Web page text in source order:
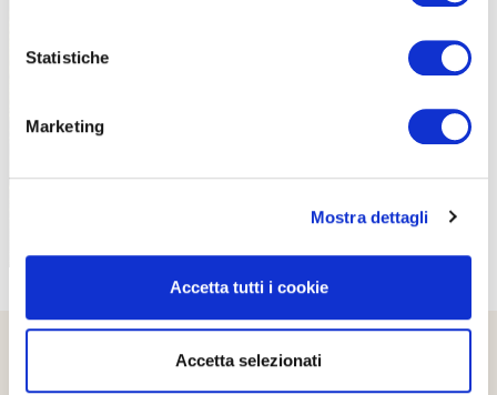
Statistiche
Marketing
Mostra dettagli
Accetta tutti i cookie
Accetta selezionati